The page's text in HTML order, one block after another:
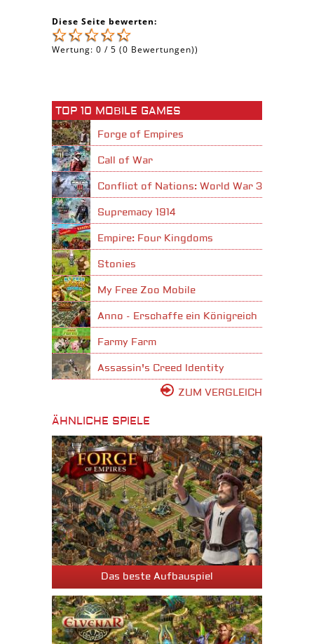
Diese Seite bewerten:
Wertung: 0 / 5 (0 Bewertungen))
TOP 10 MOBILE GAMES
Forge of Empires
Call of War
Conflict of Nations: World War 3
Supremacy 1914
Empire: Four Kingdoms
Stonies
My Free Zoo Mobile
Anno - Erschaffe ein Königreich
Farmy Farm
Assassin's Creed Identity
ZUM VERGLEICH
ÄHNLICHE SPIELE
Das beste Aufbauspiel